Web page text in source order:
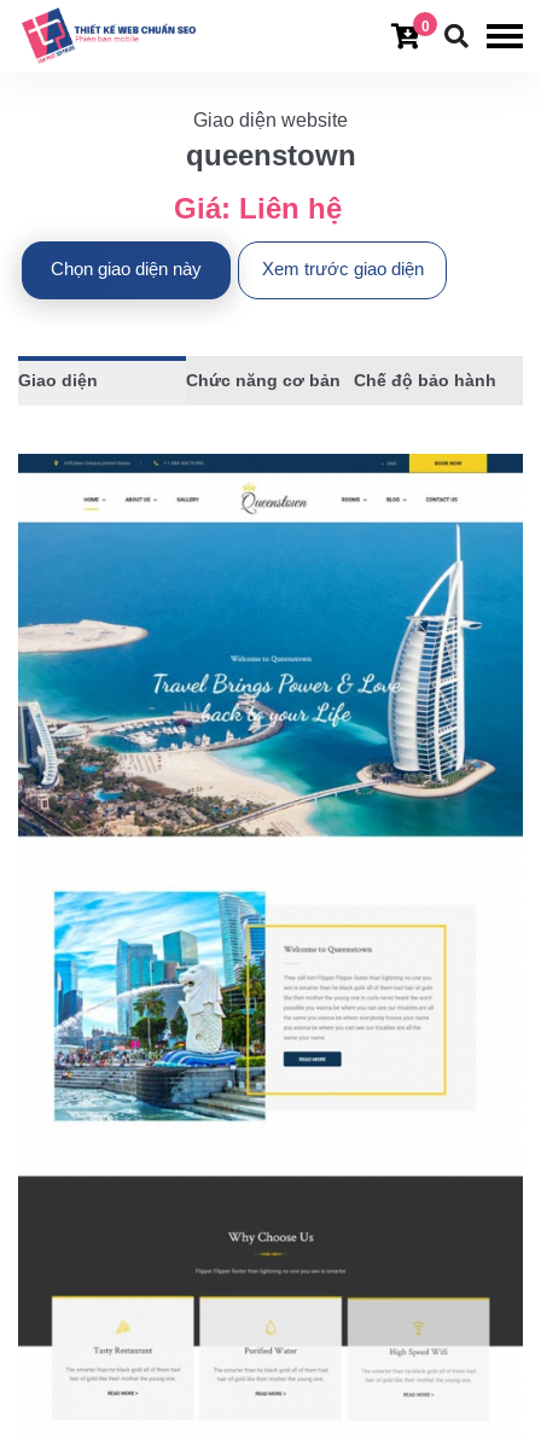
0
Giao diện website
queenstown
Giá: Liên hệ
Chọn giao diện này Xem trước giao diện
Giao diện Chức năng cơ bản Chế độ bảo hành